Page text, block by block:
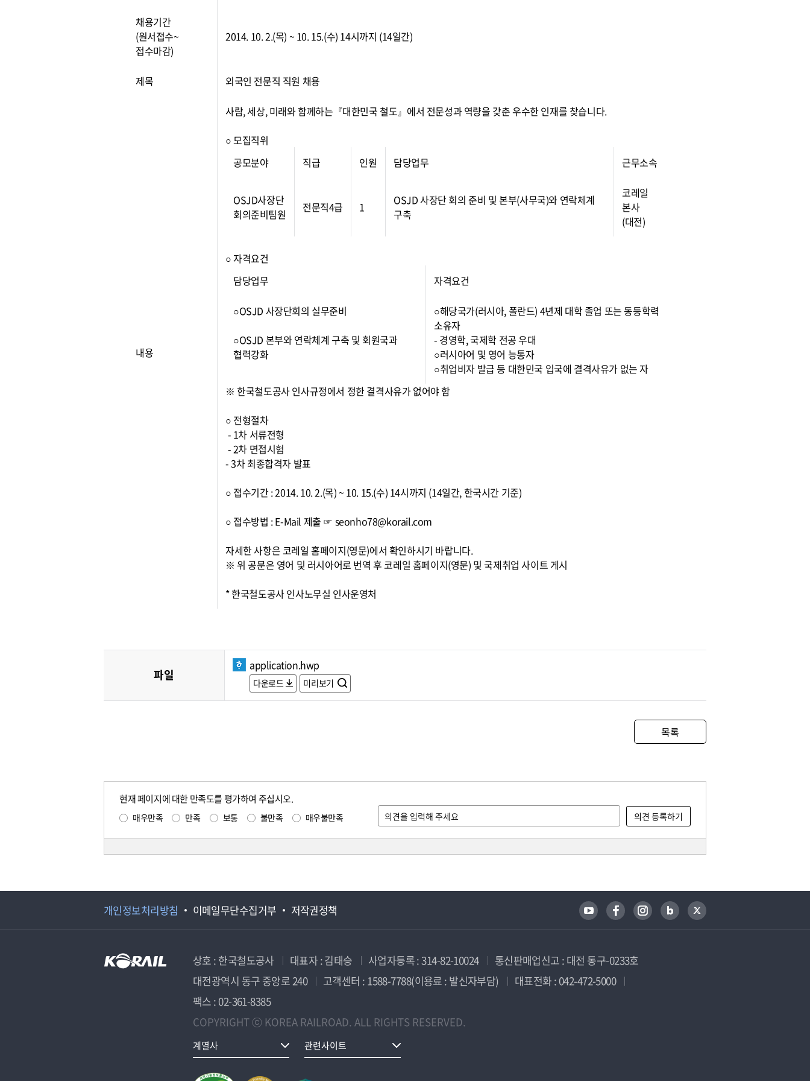
채용기간
(원서접수~
접수마감)
2014. 10. 2.(목) ~ 10. 15.(수) 14시까지 (14일간)
제목 외국인 전문직 직원 채용
내용
사람, 세상, 미래와 함께하는『대한민국 철도』에서 전문성과 역량을 갖춘 우수한 인재를 찾습니다.
○ 모집직위
공모분야
직급 인원 담당업무 근무소속
OSJD사장단
회의준비팀원
전문직4급 1
OSJD 사장단 회의 준비 및 본부(사무국)와 연락체계
구축
코레일
본사
(대전)
○ 자격요건
담당업무
자격요건
○OSJD 사장단회의 실무준비
○OSJD 본부와 연락체계 구축 및 회원국과
협력강화
○해당국가(러시아, 폴란드) 4년제 대학 졸업 또는 동등학력
소유자
- 경영학, 국제학 전공 우대
○러시아어 및 영어 능통자
○취업비자 발급 등 대한민국 입국에 결격사유가 없는 자
※ 한국철도공사 인사규정에서 정한 결격사유가 없어야 함
○ 전형절차
- 1차 서류전형
- 2차 면접시험
- 3차 최종합격자 발표
○ 접수기간 : 2014. 10. 2.(목) ~ 10. 15.(수) 14시까지 (14일간, 한국시간 기준)
○ 접수방법 : E-Mail 제출 ☞ seonho78@korail.com
자세한 사항은 코레일 홈페이지(영문)에서 확인하시기 바랍니다.
※ 위 공문은 영어 및 러시아어로 번역 후 코레일 홈페이지(영문) 및 국제취업 사이트 게시
* 한국철도공사 인사노무실 인사운영처
파일
application.hwp
다운로드 미리보기
목록
현재 페이지에 대한 만족도를 평가하여 주십시오.
매우만족 만족 보통 불만족 매우불만족
개인정보처리방침 이메일무단수집거부 저작권정책
상호 : 한국철도공사 대표자 : 김태승 사업자등록 : 314-82-10024
통신판매업신고 : 대전 동구-0233호
대전광역시 동구 중앙로 240
고객센터 : 1588-7788(이용료 : 발신자부담)
대표전화 : 042-472-5000
팩스 : 02-361-8385
COPYRIGHT ⓒ KOREA RAILROAD. ALL RIGHTS RESERVED.
계열사 관련사이트